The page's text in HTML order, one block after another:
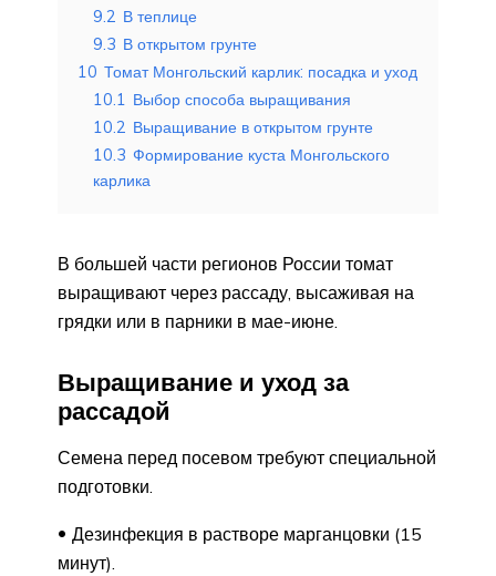
9.2 В теплице
9.3 В открытом грунте
10 Томат Монгольский карлик: посадка и уход
10.1 Выбор способа выращивания
10.2 Выращивание в открытом грунте
10.3 Формирование куста Монгольского
карлика
В большей части регионов России томат
выращивают через рассаду, высаживая на
грядки или в парники в мае-июне.
Выращивание и уход за
рассадой
Семена перед посевом требуют специальной
подготовки.
Дезинфекция в растворе марганцовки (15
минут).